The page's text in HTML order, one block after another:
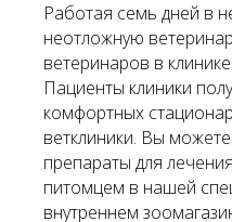
Работая семь дней в
неотложную
ветеринаров в
Пациенты клиники
комфортных
ветклиники. Вы
препараты для
питомцем в нашей
внутреннем